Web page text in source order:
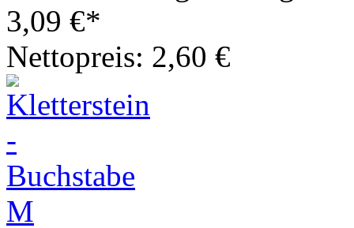
3,09 €*
Nettopreis: 2,60 €